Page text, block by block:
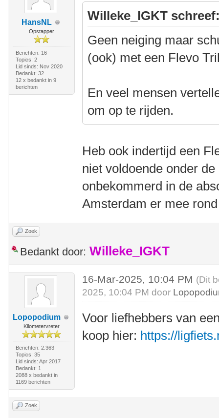
HansNL
Opstapper
Berichten: 16
Topics: 2
Lid sinds: Nov 2020
Bedankt: 32
12 x bedankt in 9
berichten
Willeke_IGKT
Geen neiging maar
(ook) met een Flevo
En veel mensen
om op te rijden.
Heb ook indertijd een
niet voldoende onder
onbekommerd in de
Amsterdam er mee
Zoek
Bedankt door: Willeke_IGKT
Lopopodium
Kilometervreter
Berichten: 2.363
Topics: 35
Lid sinds: Apr 2017
Bedankt: 1
2088 x bedankt in
1169 berichten
16-Mar-2025, 10:04 PM (Dit
2025, 10:04 PM door
Voor liefhebbers van
koop hier: https://
Zoek